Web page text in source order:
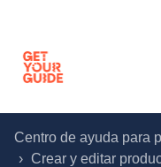
Centro de ayuda para
Crear y editar